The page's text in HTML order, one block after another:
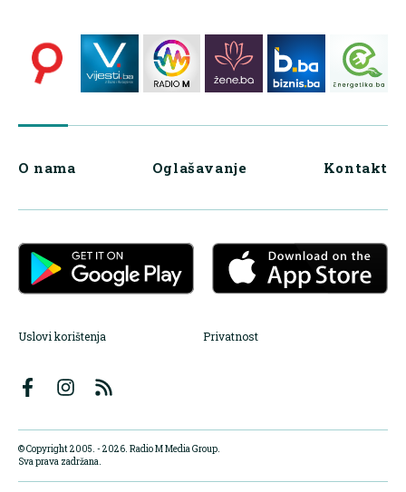
O nama Oglašavanje Kontakt
Uslovi korištenja Privatnost
© Copyright 2005. - 2026. Radio M Media Group.
Sva prava zadržana.